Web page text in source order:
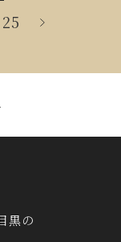
25
黒の